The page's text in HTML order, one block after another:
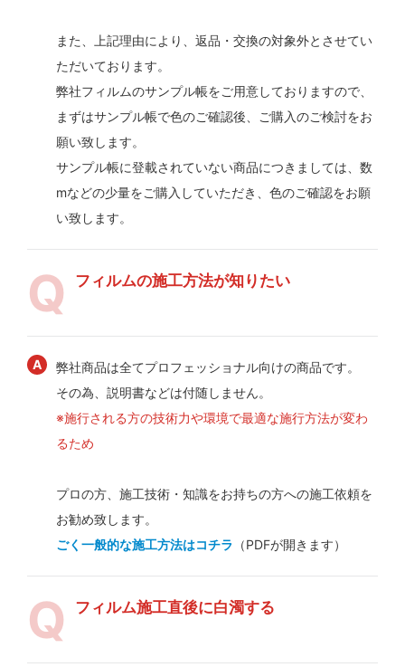
また、上記理由により、返品・交換の対象外とさせてい
ただいております。
弊社フィルムのサンプル帳をご用意しておりますので、
まずはサンプル帳で色のご確認後、ご購入のご検討をお
願い致します。
サンプル帳に登載されていない商品につきましては、数
mなどの少量をご購入していただき、色のご確認をお願
い致します。
フィルムの施工方法が知りたい
弊社商品は全てプロフェッショナル向けの商品です。
その為、説明書などは付随しません。
※施行される方の技術力や環境で最適な施行方法が変わ
るため
プロの方、施工技術・知識をお持ちの方への施工依頼を
お勧め致します。
ごく一般的な施工方法はコチラ （PDFが開きます）
フィルム施工直後に白濁する